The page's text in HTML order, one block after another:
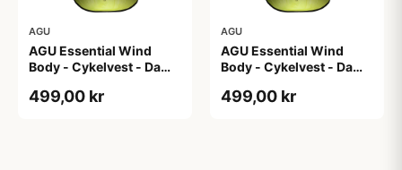
AGU
AGU Essential Wind
Body - Cykelvest - Dame
XL
499,00 kr
AGU
AGU Essential Wind
Body - Cykelvest - Dame
XS
499,00 kr